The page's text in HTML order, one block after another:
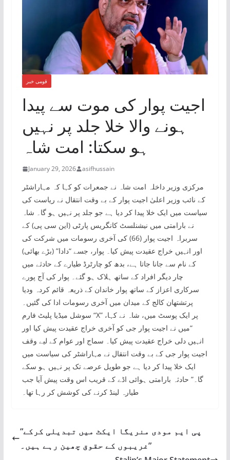
قومی خبر
اجیت پوار کی موت سے پیدا
ہونے والا خلا جلد پر نہیں
ہو سکتا: امت شاہ
January 29, 2026 asifhussain
مرکزی وزیر داخلہ امت شاہ نے جمعرات کو کہا کہ مہاراشٹر
کے نائب وزیر اعلیٰ اجیت پوار کے بے وقت انتقال نے ریاست کی
سیاست میں ایک خلا پیدا کر دیا ہے جو جلد پر نہیں ہو گا۔ شاہ
نے بارامتی میں نیشنلسٹ کانگریس پارٹی (این سی پی) کے
سربراہ اجیت پوار (66) کی آخری رسومات میں شرکت کی
اور انہیں خراج عقیدت پیش کیا۔ پوار، جسے “دادا” (بڑے بھائی)
کے نام سے جانا جاتا ہے، بدھ کو چارٹرڈ طیارے کے حادثے میں
چار دیگر افراد کے ساتھ ہلاک ہو گئے۔ پوار کی آج پورے
سرکاری اعزاز کے ساتھ پوار خاندان کے ذریعہ قائم کردہ ودیا
پرتشتھان کالج کے میدان میں آخری رسومات ادا کی گئیں۔
سوشل میڈیا پلیٹ فارم “X” پر ایک پوسٹ میں، شاہ نے کہا،
“میں نے اجیت پوار جی کو آخری خراج عقیدت پیش کیا اور
انہیں دلی خراج عقیدت پیش کیا۔ سماج اور عوام کے لیے وقف
اجیت پوار جی کے بے وقت انتقال نے مہاراشٹر کی سیاست میں
ایک خلا پیدا کر دیا ہے جو طویل عرصے تک پر نہیں ہو سکے
گا۔” حادثہ بارامتی ہوائی اڈے کے قریب اس وقت پیش آیا جب
طیارہ لینڈ کرنے کی کوشش کر رہا تھا۔
“پی ایم مودی منریگا ایکٹ میں تبدیلی کرکے
غریبوں کے حقوق چھین رہے ہیں۔”